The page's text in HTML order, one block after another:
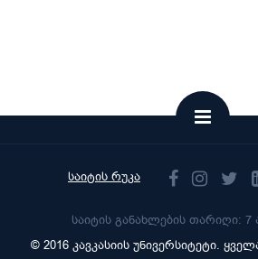
საიტის რუკა
საიტის განახლების თარიღი: 7
© 2016 კავკასიის უნივერსიტეტი.